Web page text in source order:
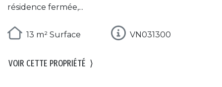
résidence fermée,...
13 m² Surface VN031300
VOIR CETTE PROPRIÉTÉ ⟩